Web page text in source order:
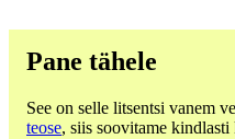
Pane tähele
See on selle litsentsi vanem
teose, siis soovitame kindlasti